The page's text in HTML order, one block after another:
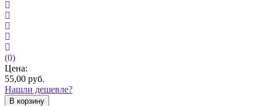
(0)
Цена:
55,00 руб.
Нашли дешевле?
В корзину